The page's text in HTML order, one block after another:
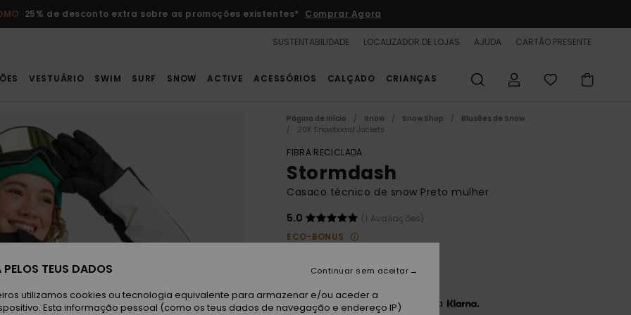
25% de desconto extra sobre as promoções existentes* Comprar Agora
SUSTENTABILIDADE LOCALIZADOR DE LOJAS AJUDA CARTÃO PRESENTE
VESTUÁRIO SWIM SURF SNOW ACTIVE ACESSÓRIOS CALÇADO CRIANÇAS
Página de início Snow Snow Shop
Blusões de Snow
20K Snowboard Jackets
FIBRA RECICLADA
Stormdash
Casaco técnico de snow Preto mulher
5.0
(1 Avaliações)
ECO-BONUS
97,50 €
Paga 3 x 32,50 € sem juros com a
TEUS DADOS
utilizamos cookies ou tecnologia equivalente para armazenar e/ou aceder a
Esta informação pessoal (como os teus dados de navegação e endereço IP)
Continuar sem aceitar